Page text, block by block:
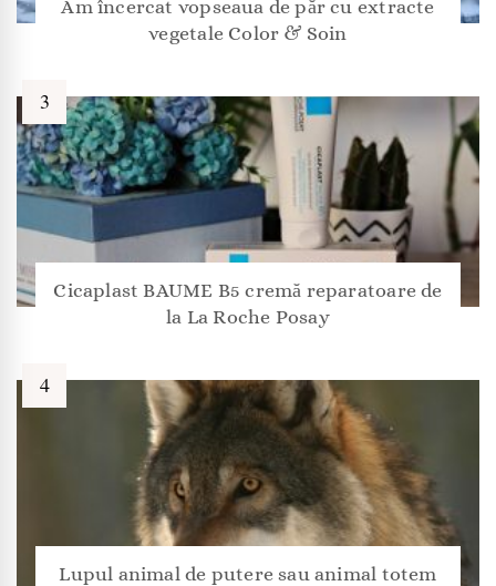
Am încercat vopseaua de păr cu extracte
vegetale Color & Soin
Cicaplast BAUME B5 cremă reparatoare de
la La Roche Posay
Lupul animal de putere sau animal totem